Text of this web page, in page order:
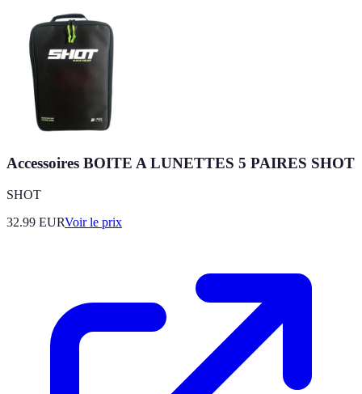
Accessoires BOITE A LUNETTES 5 PAIRES SHOT
SHOT
32.99 EURVoir le prix